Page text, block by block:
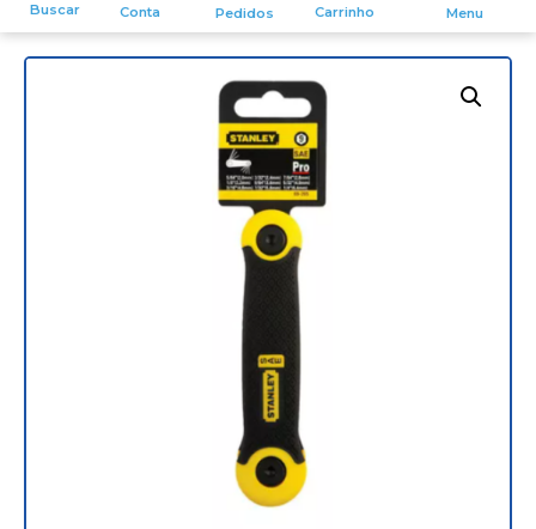
Buscar Conta Pedidos Carrinho Menu